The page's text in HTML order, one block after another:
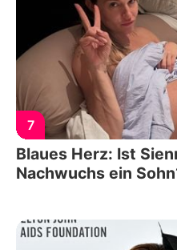
7
Blaues Herz: Ist
Nachwuchs ein